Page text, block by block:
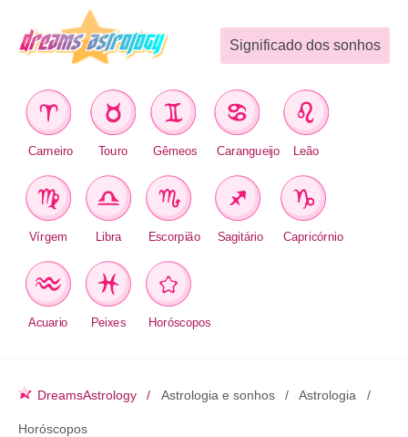
Significado dos sonhos
Carneiro Touro Gêmeos Carangueijo Leão
Vírgem Libra Escorpião Sagitário Capricórnio
Acuario Peixes Horóscopos
DreamsAstrology Astrologia e sonhos Astrologia
Horóscopos